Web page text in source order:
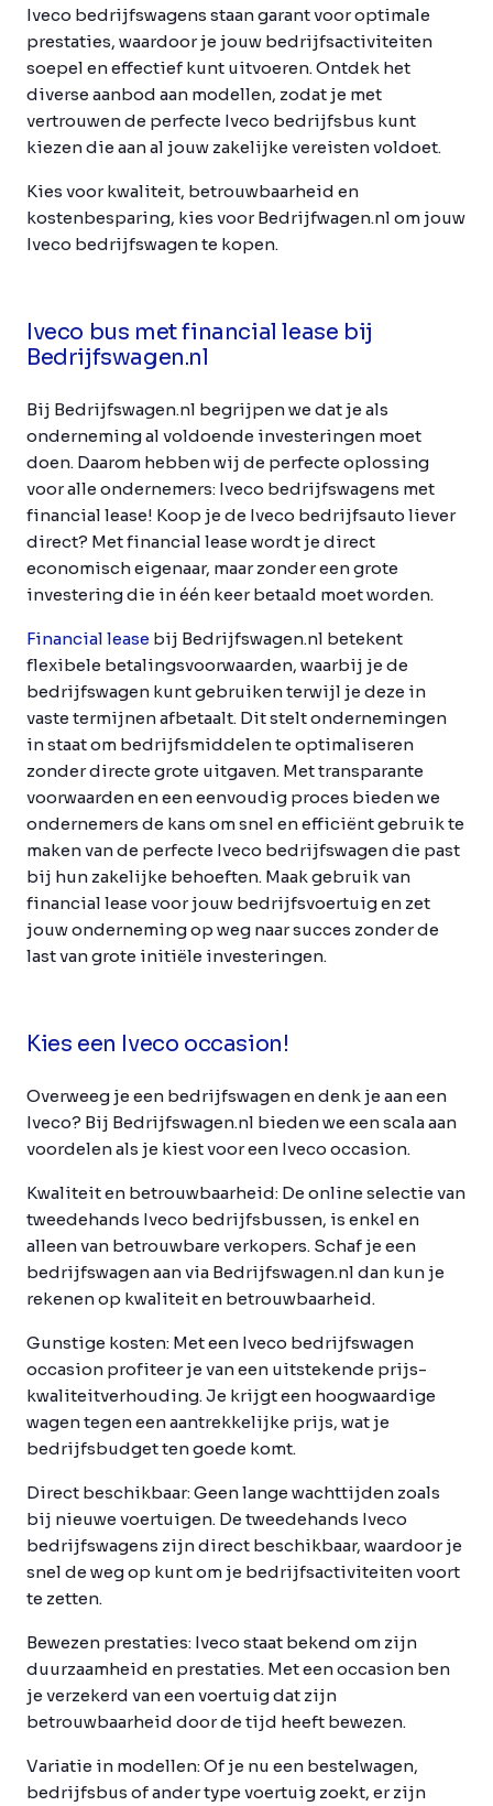
Iveco bedrijfswagens staan garant voor optimale
prestaties, waardoor je jouw bedrijfsactiviteiten
soepel en effectief kunt uitvoeren. Ontdek het
diverse aanbod aan modellen, zodat je met
vertrouwen de perfecte Iveco bedrijfsbus kunt
kiezen die aan al jouw zakelijke vereisten voldoet.
Kies voor kwaliteit, betrouwbaarheid en
kostenbesparing, kies voor Bedrijfwagen.nl om jouw
Iveco bedrijfswagen te kopen.
Iveco bus met financial lease bij
Bedrijfswagen.nl
Bij Bedrijfswagen.nl begrijpen we dat je als
onderneming al voldoende investeringen moet
doen. Daarom hebben wij de perfecte oplossing
voor alle ondernemers: Iveco bedrijfswagens met
financial lease! Koop je de Iveco bedrijfsauto liever
direct? Met financial lease wordt je direct
economisch eigenaar, maar zonder een grote
investering die in één keer betaald moet worden.
Financial lease bij Bedrijfswagen.nl betekent
flexibele betalingsvoorwaarden, waarbij je de
bedrijfswagen kunt gebruiken terwijl je deze in
vaste termijnen afbetaalt. Dit stelt ondernemingen
in staat om bedrijfsmiddelen te optimaliseren
zonder directe grote uitgaven. Met transparante
voorwaarden en een eenvoudig proces bieden we
ondernemers de kans om snel en efficiënt gebruik te
maken van de perfecte Iveco bedrijfswagen die past
bij hun zakelijke behoeften. Maak gebruik van
financial lease voor jouw bedrijfsvoertuig en zet
jouw onderneming op weg naar succes zonder de
last van grote initiële investeringen.
Kies een Iveco occasion!
Overweeg je een bedrijfswagen en denk je aan een
Iveco? Bij Bedrijfswagen.nl bieden we een scala aan
voordelen als je kiest voor een Iveco occasion.
Kwaliteit en betrouwbaarheid: De online selectie van
tweedehands Iveco bedrijfsbussen, is enkel en
alleen van betrouwbare verkopers. Schaf je een
bedrijfswagen aan via Bedrijfswagen.nl dan kun je
rekenen op kwaliteit en betrouwbaarheid.
Gunstige kosten: Met een Iveco bedrijfswagen
occasion profiteer je van een uitstekende prijs-
kwaliteitverhouding. Je krijgt een hoogwaardige
wagen tegen een aantrekkelijke prijs, wat je
bedrijfsbudget ten goede komt.
Direct beschikbaar:Geen lange wachttijden zoals
bij nieuwe voertuigen. De tweedehands Iveco
bedrijfswagens zijn direct beschikbaar, waardoor je
snel de weg op kunt om je bedrijfsactiviteiten voort
te zetten.
Bewezen prestaties: Iveco staat bekend om zijn
duurzaamheid en prestaties. Met een occasion ben
je verzekerd van een voertuig dat zijn
betrouwbaarheid door de tijd heeft bewezen.
Variatie in modellen:Of je nu een bestelwagen,
bedrijfsbus of ander type voertuig zoekt, er zijn